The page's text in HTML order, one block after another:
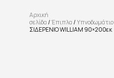
Αρχική
σελίδα/Έπιπλα/Υπνοδωμάτιο
ΣΙΔΕΡΕΝΙΟ WILLIAM 90×200εκ